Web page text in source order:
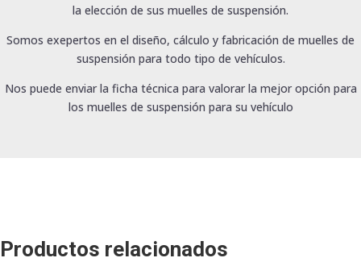
la elección de sus muelles de suspensión.
Somos exepertos en el diseño, cálculo y fabricación de muelles de
suspensión para todo tipo de vehículos.
Nos puede enviar la ficha técnica para valorar la mejor opción para
los muelles de suspensión para su vehículo
Productos relacionados